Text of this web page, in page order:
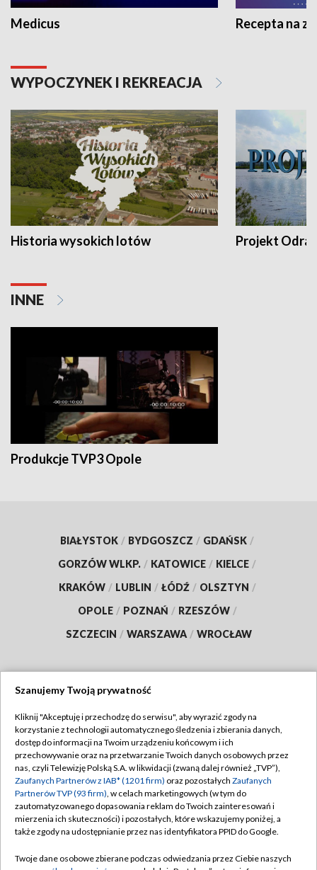
Medicus Recepta na
WYPOCZYNEK I REKREACJA
Historia wysokich lotów Projekt Odra
INNE
Produkcje TVP3 Opole
BIAŁYSTOK / BYDGOSZCZ / GDAŃSK /
GORZÓW WLKP. / KATOWICE / KIELCE /
KRAKÓW / LUBLIN / ŁÓDŹ / OLSZTYN /
OPOLE / POZNAŃ / RZESZÓW /
SZCZECIN / WARSZAWA / WROCŁAW
TVP
Abonament TVP
Emisja w TVP
Centrum informacji TVP
Naziemna Telewizja Cyfrowa
Regulamin TVP
Polityka prywatności
Moje zgody
Pomoc
Szanujemy Twoją prywatność
Kliknij "Akceptuję i przechodzę do serwisu", aby wyrazić zgody na
korzystanie z technologii automatycznego śledzenia i zbierania danych,
dostęp do informacji na Twoim urządzeniu końcowym i ich
przechowywanie oraz na przetwarzanie Twoich danych osobowych przez
nas, czyli Telewizję Polską S.A. w likwidacji (zwaną dalej również „TVP”),
Zaufanych Partnerów z IAB* (1201 firm) oraz pozostałych Zaufanych
Partnerów TVP (93 firm), w celach marketingowych (w tym do
zautomatyzowanego dopasowania reklam do Twoich zainteresowań i
mierzenia ich skuteczności) i pozostałych, które wskazujemy poniżej, a
także zgody na udostępnianie przez nas identyfikatora PPID do Google.
Twoje dane osobowe zbierane podczas odwiedzania przez Ciebie naszych